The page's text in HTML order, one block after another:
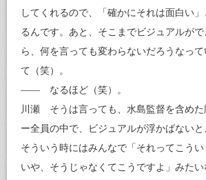
してくれるので、「確かにそれは面白い
るんです。あと、そこまでビジュアルが
ら、何を言っても変わらないだろうなっ
て（笑）。
—— なるほど（笑）。
川瀬 そうは言っても、水島監督を含めた
ー全員の中で、ビジュアルが浮かばないと
そういう時にはみんなで「それってこう
いや、そうじゃなくてこうですよ」みた